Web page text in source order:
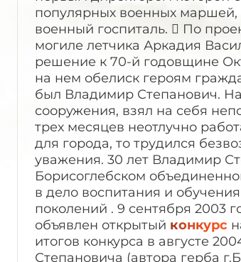
популярных военных
военный госпиталь.  По
могиле летчика Аркадия
решение к 70-й годовщине
на нем обелиск героям
был Владимир Степанович.
сооружения, взял на себя
трех месяцев неотлучно
для города, то трудился
уважения. 30 лет Владимир
Борисоглебском
в дело воспитания и
поколений . 9 сентября 2003
объявлен открытый конкурс
итогов конкурса в августе
Степановича (автора герба